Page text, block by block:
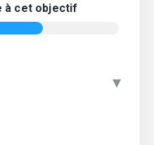
à cet objectif
▾